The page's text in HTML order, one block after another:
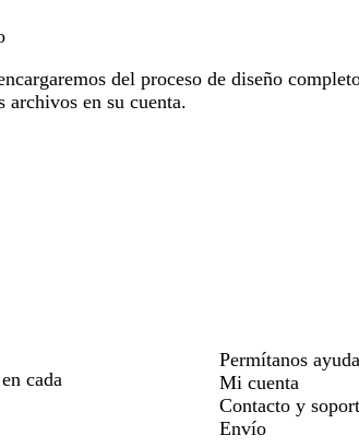
del proceso de diseño
archivos en su cuenta.
en cada
Permítanos
Mi cuenta
Contacto y
Envío